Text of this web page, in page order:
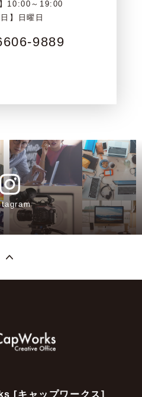
】10:00～19:00
日】日曜日
9889
[キャップワークス]